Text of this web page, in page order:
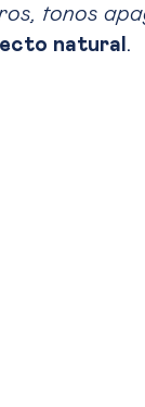
tonos
natural .